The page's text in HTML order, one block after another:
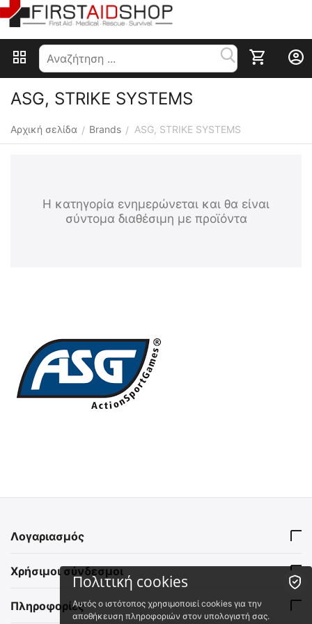
ASG, STRIKE SYSTEMS
Αρχική σελίδα / Brands / ASG, STRIKE SYSTEMS
Η κατηγορία ενημερώνεται και θα είναι
σύντομα διαθέσιμη με προϊόντα
Λογαριασμός
Χρήσιμοι σύνδεσμοι
Πληροφορίες
Πολιτική cookies
Αυτός ο ιστότοπος χρησιμοποιεί cookies για την
αποθήκευση πληροφοριών στον υπολογιστή σας.